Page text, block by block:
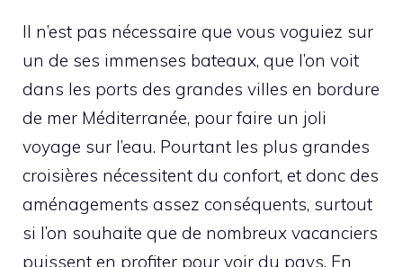
Il n’est pas nécessaire que vous voguiez sur
un de ses immenses bateaux, que l’on voit
dans les ports des grandes villes en bordure
de mer Méditerranée, pour faire un joli
voyage sur l’eau. Pourtant les plus grandes
croisières nécessitent du confort, et donc des
aménagements assez conséquents, surtout
si l’on souhaite que de nombreux vacanciers
puissent en profiter pour voir du pays. En